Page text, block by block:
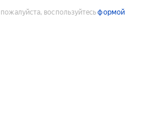
воспользуйтесьформой